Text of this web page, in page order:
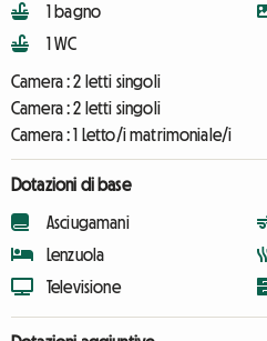
1 bagno
1 WC
Camera :2 letti singoli
Camera :2 letti singoli
Camera :1 Letto/i matrimoniale/i
Dotazioni di base
Asciugamani
Lenzuola
Televisione